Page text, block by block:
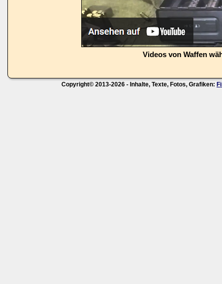
Videos von Waffen
Copyright© 2013-2026 - Inhalte, Texte, Fotos, Grafiken: